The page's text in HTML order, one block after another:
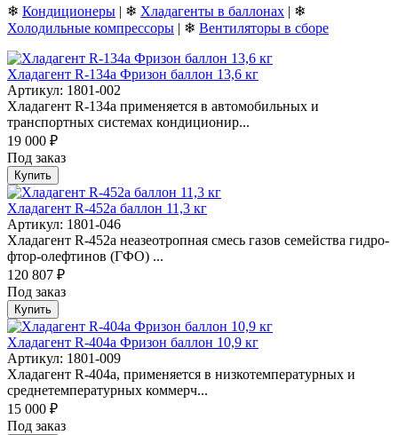
❄ Кондиционеры | ❄ Хладагенты в баллонах | ❄
Холодильные компрессоры | ❄ Вентиляторы в сборе
Хладагент R-134a Фризон баллон 13,6 кг
Артикул: 1801-002
Хладагент R-134a применяется в автомобильных и
транспортных системах кондиционир...
19 000 ₽
Под заказ
Купить
Хладагент R-452а баллон 11,3 кг
Артикул: 1801-046
Хладагент R-452а неазеотропная смесь газов семейства гидро-
фтор-олефтинов (ГФО) ...
120 807 ₽
Под заказ
Купить
Хладагент R-404a Фризон баллон 10,9 кг
Артикул: 1801-009
Хладагент R-404a, применяется в низкотемпературных и
среднетемпературных коммерч...
15 000 ₽
Под заказ